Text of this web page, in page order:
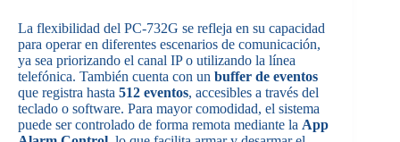
La flexibilidad del PC-732G se refleja en su capacidad
para operar en diferentes escenarios de comunicación,
ya sea priorizando el canal IP o utilizando la línea
telefónica. También cuenta con un buffer de eventos
que registra hasta 512 eventos, accesibles a través del
teclado o software. Para mayor comodidad, el sistema
puede ser controlado de forma remota mediante la App